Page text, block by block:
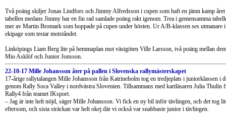
Två poäng skiljer Jonas Lindfors och Jimmy Alfredsson i cupen som haft en jämn kamp
tabellen medans Jimmy har en fin rad samlade poäng rakt igenom. Trea i gemensamma
mer av Martin Bromark som hoppade på cupen under hösten. Ur A/B-klassen ses
ekipage som testar motståndet.
Linköpings Liam Berg lite på hemmaplan mot västgöten Ville Larsson, två poäng mellan
Mio Asklöf och Junior Jonsson.
22-10-17 Mille Johansson åter på pallen i Slovenska rallymästerskapet
17-årige rallytalangen Mille Johansson från Katrineholm tog en tredjeplats i juniorklassen i
genom Rally Soca Valley i nordvästra Slovenien. Tillsammans med kartläsaren Julia
Rally4 från teamet IKsport.
– Jag är inte helt nöjd, säger Mille Johansson. Vi fick en ny bil inför tävlingen, och det tog
eftersom, och sista sträckan var helt okej där vi också var snabbaste junior i tävlingen.